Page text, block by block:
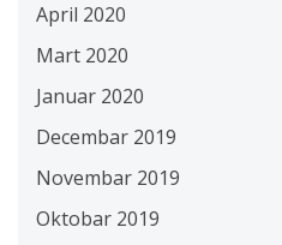
April 2020
Mart 2020
Januar 2020
Decembar 2019
Novembar 2019
Oktobar 2019